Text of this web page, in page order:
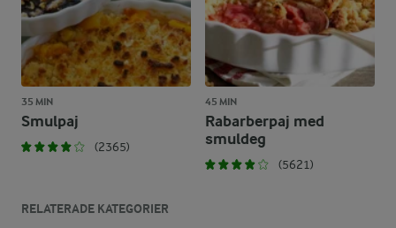
35 MIN
Smulpaj
(2365)
45 MIN
Rabarberpaj med
smuldeg
(5621)
RELATERADE KATEGORIER